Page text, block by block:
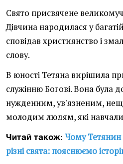
Свято присвячене
Дівчина народилася у
сповідав християнство і
слову.
В юності Тетяна вирішила
служінню Богові. Вона була
нужденним, ув'язненим,
молодим людям, які
Читай також:Чому Тетянин
різні свята: пояснюємо